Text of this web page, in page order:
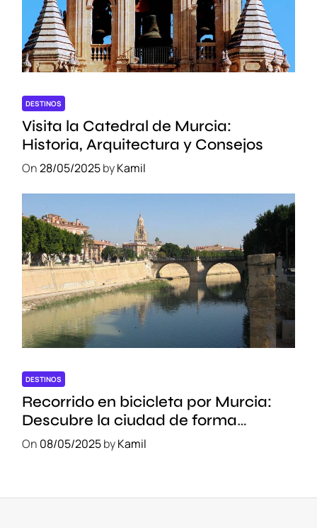
DESTINOS
Visita la Catedral de Murcia:
Historia, Arquitectura y Consejos
On28/05/2025byKamil
DESTINOS
Recorrido en bicicleta por Murcia:
Descubre la ciudad de forma
sostenible
On 08/05/2025byKamil